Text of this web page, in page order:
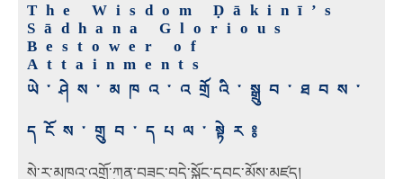
The Wisdom Ḍākinī’s
Sādhana Glorious
Bestower of
Attainments
ཡེ་ཤེས་མཁའ་འགྲོའི་སྒྲུབ་ཐབས་
དངོས་གྲུབ་དཔལ་སྟེར༔
སེ་ར་མཁའ་འགྲོ་ཀུན་བཟང་བདེ་སྐྱོང་དབང་མོས་མཛད།